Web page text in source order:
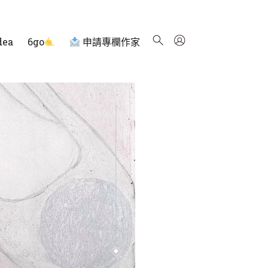
6go 申請專欄作家